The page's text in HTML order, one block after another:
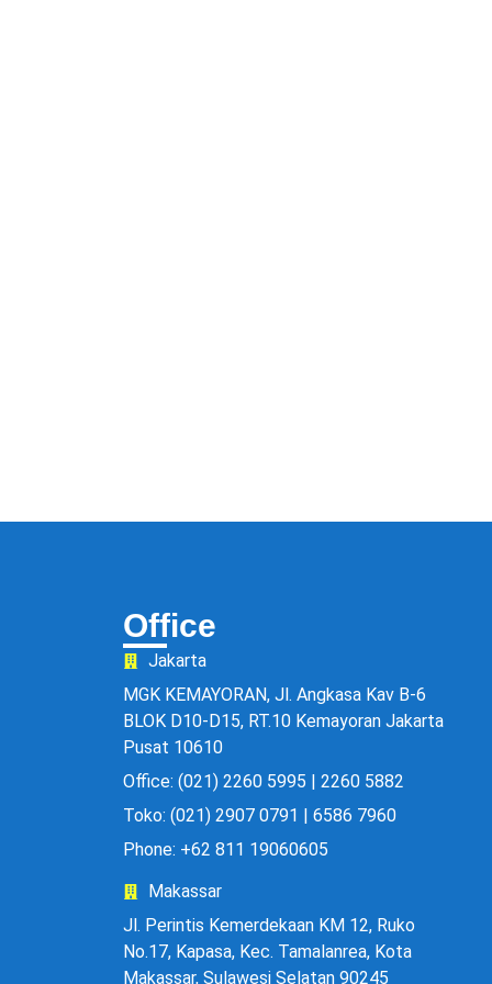
Office
Jakarta
MGK KEMAYORAN, Jl. Angkasa Kav B-6
BLOK D10-D15, RT.10 Kemayoran Jakarta
Pusat 10610
Office: (021) 2260 5995 | 2260 5882
Toko: (021) 2907 0791 | 6586 7960
Phone: +62 811 19060605
Makassar
Jl. Perintis Kemerdekaan KM 12, Ruko
No.17, Kapasa, Kec. Tamalanrea, Kota
Makassar, Sulawesi Selatan 90245